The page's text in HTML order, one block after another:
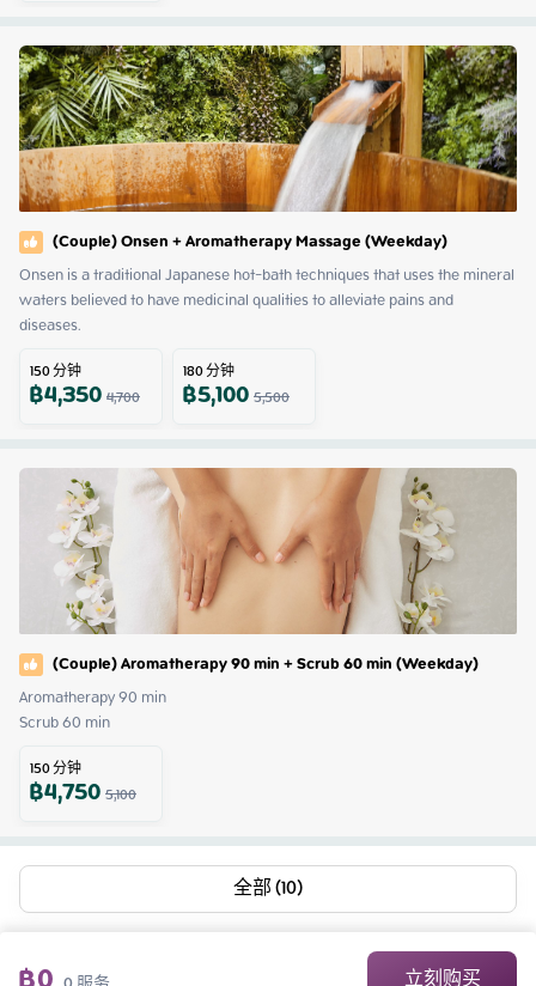
(Couple) Onsen + Aromatherapy Massage (Weekday)
Onsen is a traditional Japanese hot-bath techniques that uses the mineral
waters believed to have medicinal qualities to alleviate pains and
diseases.
150分钟
฿4,3504,700
180分钟
฿5,1005,500
(Couple) Aromatherapy 90 min + Scrub 60 min (Weekday)
Aromatherapy 90 min
Scrub 60 min
150分钟
฿4,7505,100
全部 (10)